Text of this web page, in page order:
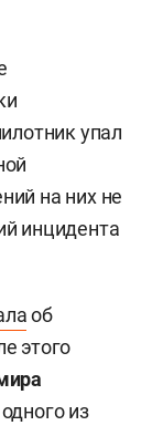
упал
на них не
инцидента
об
этого
из